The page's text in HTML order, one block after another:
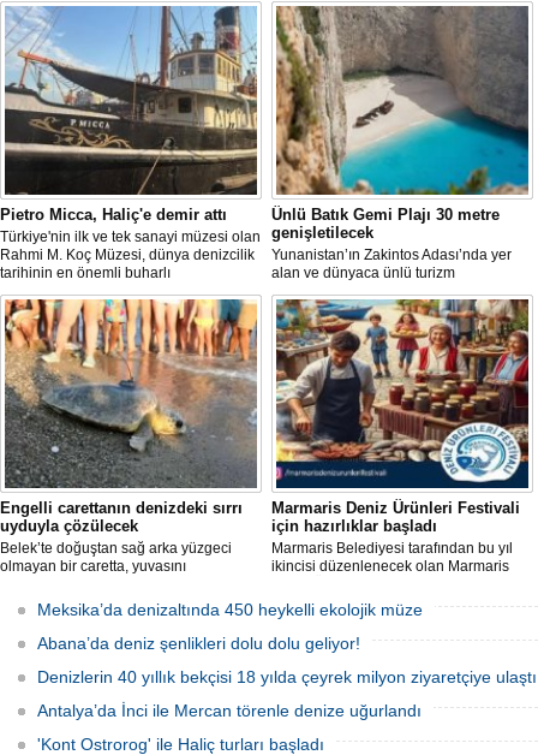
Pietro Micca, Haliç'e demir attı
Türkiye'nin ilk ve tek sanayi müzesi olan
Rahmi M. Koç Müzesi, dünya denizcilik
tarihinin en önemli buharlı
römorkörlerinden biri olarak kabul
edilen Pietro Micca'yı koleksiyonuna
kazandırdı.
Ünlü Batık Gemi Plajı 30 metre
genişletilecek
Yunanistan’ın Zakintos Adası’nda yer
alan ve dünyaca ünlü turizm
noktalarından biri olan Navagio Plajı'nın
yaklaşık 30 metre genişletilmesi
planlanıyor.
Engelli carettanın denizdeki sırrı
uyduyla çözülecek
Belek’te doğuştan sağ arka yüzgeci
olmayan bir caretta, yuvasını
üzerine bıraktı. "DOA" adı verilen deniz
kaplumbağasına ilk kez uydu izleme
cihazı takıldı ve denize uğurlandı.
Marmaris Deniz Ürünleri Festivali
için hazırlıklar başladı
Marmaris Belediyesi tarafından bu yıl
ikincisi düzenlenecek olan Marmaris
tarihleri arasında Selimiye
Mahallesi'nde gerçekleştirilecek.
Festivalde deniz ürünleri, yöresel
lezzetler ve kentin kıyı kültürü ön plana
çıkarılacak.
Meksika’da denizaltında 450 heykelli ekolojik müze
Abana’da deniz şenlikleri dolu dolu geliyor!
Denizlerin 40 yıllık bekçisi 18 yılda çeyrek milyon ziyaretçiye ulaştı
Antalya’da İnci ile Mercan törenle denize uğurlandı
'Kont Ostrorog' ile Haliç turları başladı